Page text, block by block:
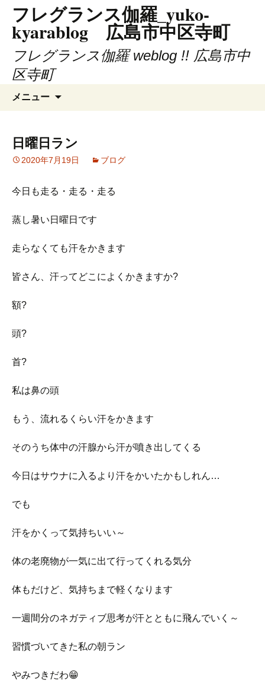
フレグランス伽羅_yuko-
kyarablog 広島市中区寺町
フレグランス伽羅 weblog !! 広島市中
区寺町
メニュー
日曜日ラン
2020年7月19日 ブログ
今日も走る・走る・走る
蒸し暑い日曜日です
走らなくても汗をかきます
皆さん、汗ってどこによくかきますか?
額?
頭?
首?
私は鼻の頭
もう、流れるくらい汗をかきます
そのうち体中の汗腺から汗が噴き出してくる
今日はサウナに入るより汗をかいたかもしれん…
でも
汗をかくって気持ちいい～
体の老廃物が一気に出て行ってくれる気分
体もだけど、気持ちまで軽くなります
一週間分のネガティブ思考が汗とともに飛んでいく～
習慣づいてきた私の朝ラン
やみつきだわ😁